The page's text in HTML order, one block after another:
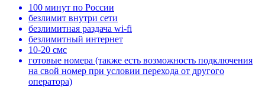
100 минут по России
безлимит внутри сети
безлимитная раздача wi-fi
безлимитный интернет
10-20 смс
готовые номера (также есть возможность подключения
на свой номер при условии перехода от другого
оператора)